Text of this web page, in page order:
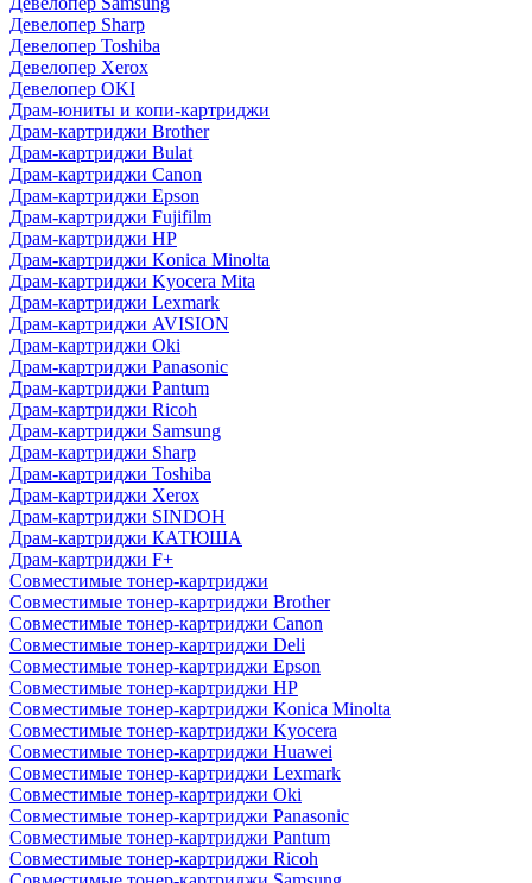
Девелопер Sharp
Девелопер Toshiba
Девелопер Xerox
Девелопер OKI
Драм-юниты и копи-картриджи
Драм-картриджи Brother
Драм-картриджи Bulat
Драм-картриджи Canon
Драм-картриджи Epson
Драм-картриджи Fujifilm
Драм-картриджи HP
Драм-картриджи Konica Minolta
Драм-картриджи Kyocera Mita
Драм-картриджи Lexmark
Драм-картриджи AVISION
Драм-картриджи Oki
Драм-картриджи Panasonic
Драм-картриджи Pantum
Драм-картриджи Ricoh
Драм-картриджи Samsung
Драм-картриджи Sharp
Драм-картриджи Toshiba
Драм-картриджи Xerox
Драм-картриджи SINDOH
Драм-картриджи КАТЮША
Драм-картриджи F+
Совместимые тонер-картриджи
Совместимые тонер-картриджи Brother
Совместимые тонер-картриджи Canon
Совместимые тонер-картриджи Deli
Совместимые тонер-картриджи Epson
Совместимые тонер-картриджи HP
Совместимые тонер-картриджи Konica Minolta
Совместимые тонер-картриджи Kyocera
Совместимые тонер-картриджи Huawei
Совместимые тонер-картриджи Lexmark
Совместимые тонер-картриджи Oki
Совместимые тонер-картриджи Panasonic
Совместимые тонер-картриджи Pantum
Совместимые тонер-картриджи Ricoh